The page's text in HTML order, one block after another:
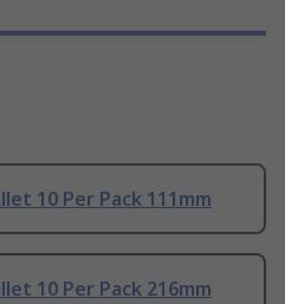
10 Per Pack 111mm
10 Per Pack 216mm